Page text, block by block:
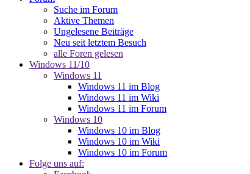
Suche im Forum
Aktive Themen
Ungelesene Beiträge
Neu seit letztem Besuch
alle Foren gelesen
Windows 11/10
Windows 11
Windows 11 im Blog
Windows 11 im Wiki
Windows 11 im Forum
Windows 10
Windows 10 im Blog
Windows 10 im Wiki
Windows 10 im Forum
Folge uns auf: